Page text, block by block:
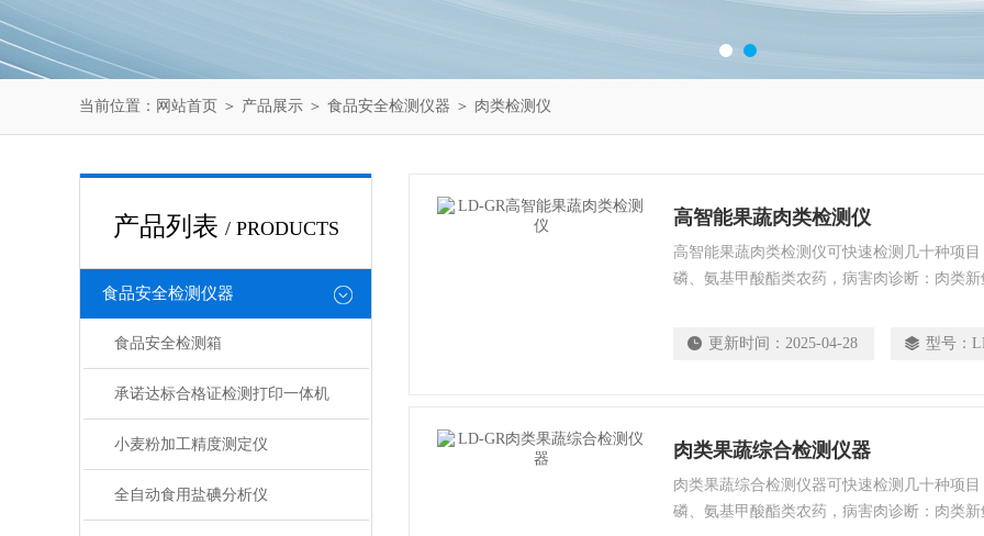
当前位置： 网站首页 ＞ 产品展示 ＞ 食品安全检测仪器 ＞ 肉类检测仪
产品列表 / PRODUCTS
食品安全检测仪器
食品安全检测箱
承诺达标合格证检测打印一体机
小麦粉加工精度测定仪
全自动食用盐碘分析仪
高智能果蔬肉类检测仪
高智能果蔬肉类检测仪可快速检测几十种项
磷、氨基甲酸酯类农药，病害肉诊断：肉类
定量检测。 该多功能肉类检测仪为集成化
更新时间： 2025-04-28 型号：
肉类果蔬综合检测仪器
肉类果蔬综合检测仪器可快速检测几十种项
磷、氨基甲酸酯类农药，病害肉诊断：肉类